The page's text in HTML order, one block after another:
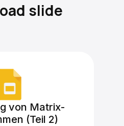
slide
von Matrix-
(Teil 2)